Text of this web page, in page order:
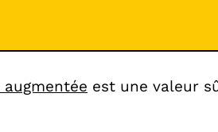
est une valeur